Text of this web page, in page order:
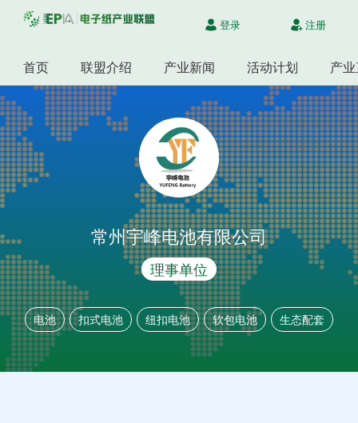
登录 注册
首页 联盟介绍 产业新闻 活动计划 产
常州宇峰电池有限公司
理事单位
电池 扣式电池 纽扣电池 软包电池 生态配套